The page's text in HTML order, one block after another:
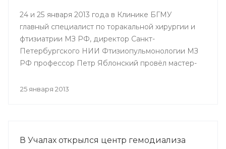
24 и 25 января 2013 года в Клинике БГМУ
главный специалист по торакальной хирургии и
фтизиатрии МЗ РФ, директор Санкт-
Петербургского НИИ Фтизиопульмонологии МЗ
РФ профессор Петр Яблонский провёл мастер-
доступы в торакальной хирургии». С новыми
ординаторы, интерны и студенты старших
25 января 2013
В Учалах открылся центр гемодиализа